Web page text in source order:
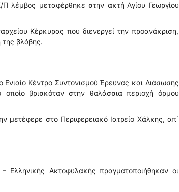
λέμβος μεταφέρθηκε στην ακτή Αγίου Γεωργίου
Κέρκυρας που διενεργεί την προανάκριση,
βλάβης.
Κέντρο Συντονισμού Έρευνας και Διάσωσης
βρισκόταν στην θαλάσσια περιοχή όρμου
στο Περιφερειακό Ιατρείο Χάλκης, απ΄
Ελληνικής Ακτοφυλακής πραγματοποιήθηκαν οι